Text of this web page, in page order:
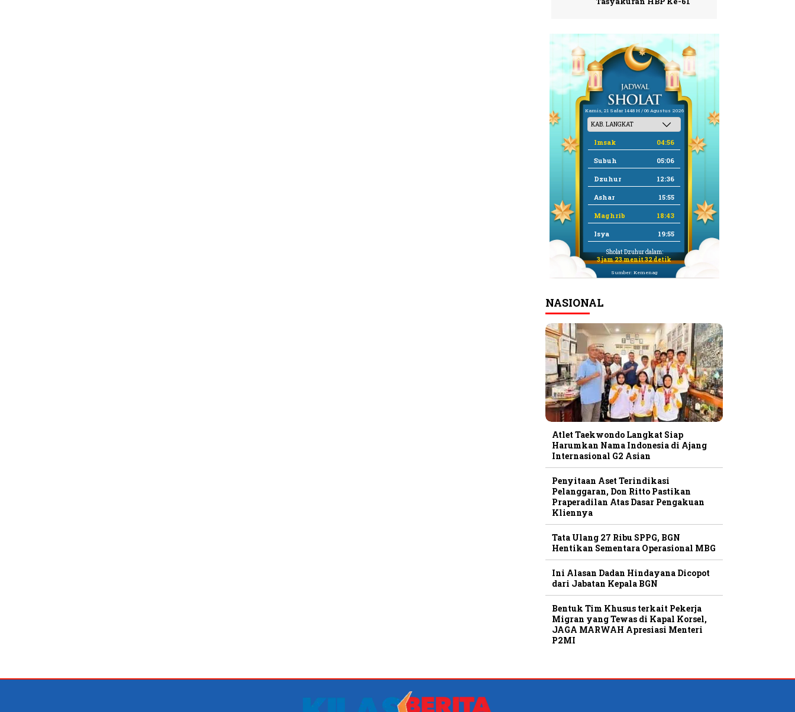
Kamis, 21 Safar 1448 H / 06 Agustus 2026
Imsak 04:56
Subuh 05:06
Dzuhur 12:36
Ashar 15:55
Maghrib 18:43
Isya 19:55
Sholat Dzuhur dalam:
3 jam 23 menit 32 detik
Sumber: Kemenag
NASIONAL
Atlet Taekwondo Langkat Siap
Harumkan Nama Indonesia di Ajang
Internasional G2 Asian
Penyitaan Aset Terindikasi
Pelanggaran, Don Ritto Pastikan
Praperadilan Atas Dasar Pengakuan
Kliennya
Tata Ulang 27 Ribu SPPG, BGN
Hentikan Sementara Operasional MBG
Ini Alasan Dadan Hindayana Dicopot
dari Jabatan Kepala BGN
Bentuk Tim Khusus terkait Pekerja
Migran yang Tewas di Kapal Korsel,
JAGA MARWAH Apresiasi Menteri
P2MI